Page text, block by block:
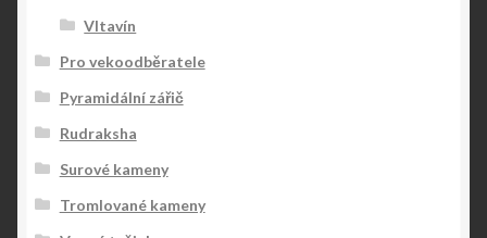
Vltavín
Pro vekoodběratele
Pyramidální zářič
Rudraksha
Surové kameny
Tromlované kameny